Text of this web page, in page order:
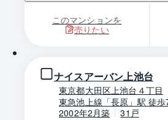
このマンションを
売りたい
ナイスアーバン上池台
東京都大田区上池台４丁目
東急池上線「長原」駅 徒歩
2002年2月築
31戸